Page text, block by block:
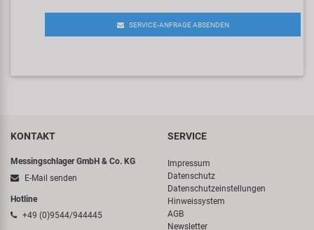
SERVICE-ANFRAGE ABSENDEN
KONTAKT
Messingschlager GmbH & Co. KG
E-Mail senden
Hotline
+49 (0)9544/944445
SERVICE
Impressum
Datenschutz
Datenschutzeinstellungen
Hinweissystem
AGB
Newsletter